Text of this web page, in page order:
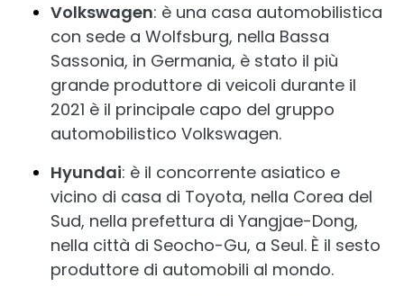
Volkswagen: è una casa automobilistica
con sede a Wolfsburg, nella Bassa
Sassonia, in Germania, è stato il più
grande produttore di veicoli durante il
2021 è il principale capo del gruppo
automobilistico Volkswagen.
Hyundai: è il concorrente asiatico e
vicino di casa di Toyota, nella Corea del
Sud, nella prefettura di Yangjae-Dong,
nella città di Seocho-Gu, a Seul. È il sesto
produttore di automobili al mondo.